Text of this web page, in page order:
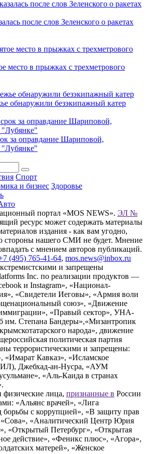
после слов Зеленского о ракетах
место в прыжках с трехметрового
обнаружили безэкипажный катер
за оправдание Шариповой,
"Лубянке"
Спорт
и бизнес Здоровье
портал «MOS NEWS». ЭЛ №
ресурс может содержать материалы
издания - как вам угодно,
стороны нашего СМИ не будет. Мнение
с мнением авторов публикаций.
(495) 765-41-64, mos.news@inbox.ru
и запрещены
Inc. по реализации продуктов —
и Instagram», «Национал-
«Свидетели Иеговы», «Армия воли
союз», «Движение
«Правый сектор», УНА-
Степана Бандеры»,«Мизантропик
народа», движение
политическая партия
террористическими и запрещены:
«Имарат Кавказ», «Исламское
Джебхад-ан-Нусра, «АУМ
«Аль-Каида в странах
лица, признанные в России
«Альянс врачей», «Лига
с коррупцией», «В защиту прав
«Аналитический Центр Юрия
«Открытый Петербург», «Открытая
действие», «Феникс плюс», «Агора»,
матерей», «Женское